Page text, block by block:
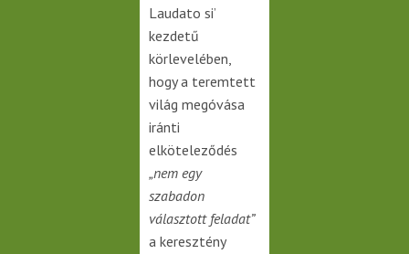
Laudato si’
kezdetű
körlevelében,
hogy a teremtett
világ megóvása
iránti
elköteleződés
„nem egy
szabadon
választott feladat”
a keresztény